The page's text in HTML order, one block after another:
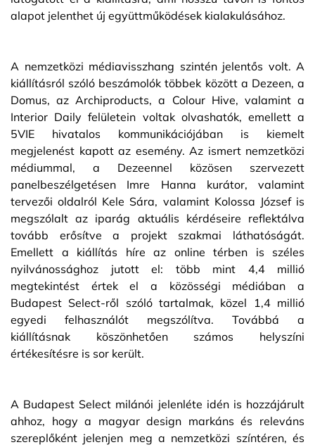
alapot jelenthet új együttműködések kialakulásához.
A nemzetközi médiavisszhang szintén jelentős volt. A
kiállításról szóló beszámolók többek között a Dezeen, a
Domus, az Archiproducts, a Colour Hive, valamint a
Interior Daily felületein voltak olvashatók, emellett a
5VIE hivatalos kommunikációjában is kiemelt
megjelenést kapott az esemény. Az ismert nemzetközi
médiummal, a Dezeennel közösen szervezett
panelbeszélgetésen Imre Hanna kurátor, valamint
tervezői oldalról Kele Sára, valamint Kolossa József is
megszólalt az iparág aktuális kérdéseire reflektálva
tovább erősítve a projekt szakmai láthatóságát.
Emellett a kiállítás híre az online térben is széles
nyilvánossághoz jutott el: több mint 4,4 millió
megtekintést értek el a közösségi médiában a
Budapest Select-ről szóló tartalmak, közel 1,4 millió
egyedi felhasználót megszólítva. Továbbá a
kiállításnak köszönhetően számos helyszíni
értékesítésre is sor került.
A Budapest Select milánói jelenléte idén is hozzájárult
ahhoz, hogy a magyar design markáns és releváns
szereplőként jelenjen meg a nemzetközi színtéren, és